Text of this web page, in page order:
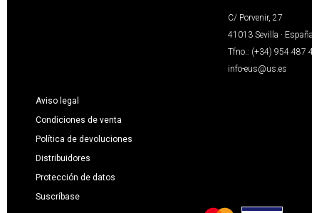
C/ Porvenir, 27
41013 Sevilla · España
Tfno.: (+34) 954 487
info-eus@us.es
Aviso legal
Condiciones de venta
Política de devoluciones
Distribuidores
Protección de datos
Suscríbase